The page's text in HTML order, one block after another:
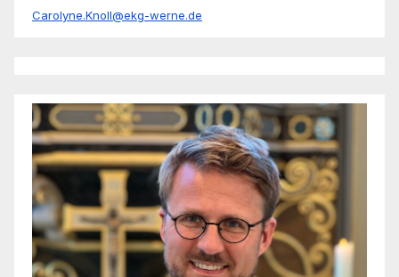
Carolyne.Knoll@ekg-werne.de